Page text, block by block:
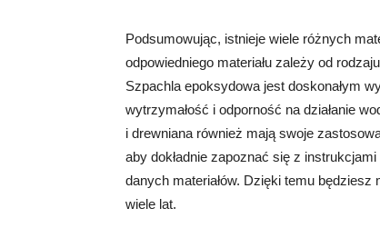
Podsumowując, istnieje wiele różnych
odpowiedniego materiału zależy od
Szpachla epoksydowa jest doskonałym
wytrzymałość i odporność na działanie
i drewniana również mają swoje
aby dokładnie zapoznać się z
danych materiałów. Dzięki temu
wiele lat.